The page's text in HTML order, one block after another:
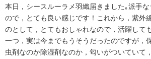
本日，シースルーラメ羽織届きました｡派手
ので，とても良い感じです！これから，紫外
のとして，とてもおしゃれなので，活躍して
一つ，実は今までもうそうだったのですが，
虫剤なのか除湿剤なのか，匂いがついていて